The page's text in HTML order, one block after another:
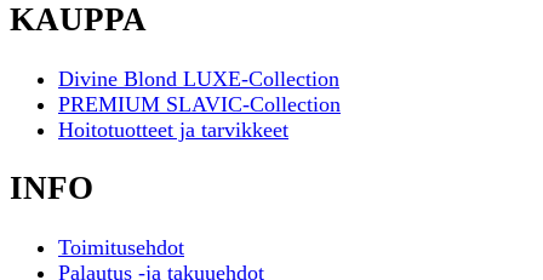
KAUPPA
Divine Blond LUXE-Collection
PREMIUM SLAVIC-Collection
Hoitotuotteet ja tarvikkeet
INFO
Toimitusehdot
Palautus -ja takuuehdot